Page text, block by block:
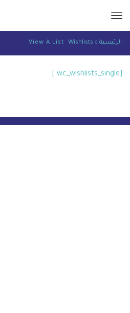
الرئيسية Wishlists
View A List
[wc_wishlists_single ]